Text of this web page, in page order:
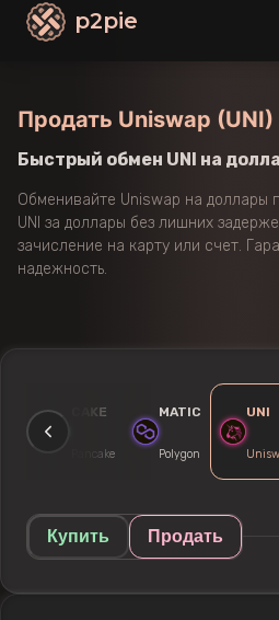
p2pie
Продать Uniswap
Быстрый обмен UNI на
Обменивайте Uniswap на доллары
UNI за доллары без лишних
зачисление на карту или счет.
надежность.
CAKE
Pancake
MATIC
Polygon
UNI
Купить Продать